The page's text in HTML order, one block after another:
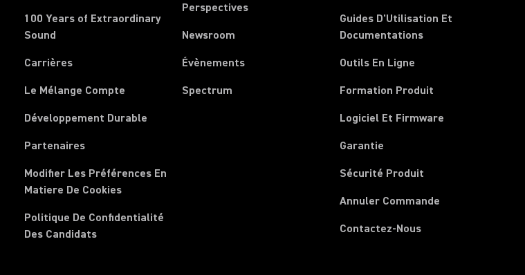
100 Years of Extraordinary
Sound
Carrières
Le Mélange Compte
Développement Durable
Partenaires
Modifier Les Préférences En
Matiere De Cookies
Politique De Confidentialité
Des Candidats
Perspectives
Newsroom
Évènements
Spectrum
Guides D'Utilisation Et
Documentations
Outils En Ligne
Formation Produit
Logiciel Et Firmware
Garantie
Sécurité Produit
Annuler Commande
Contactez-Nous